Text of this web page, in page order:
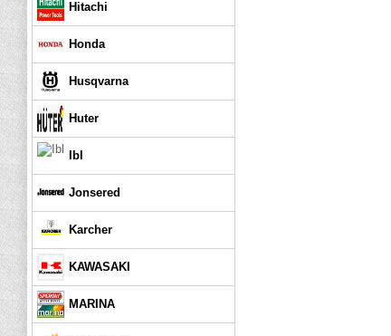
Hitachi
Honda
Husqvarna
Huter
Ibl
Jonsered
Karcher
KAWASAKI
MARINA